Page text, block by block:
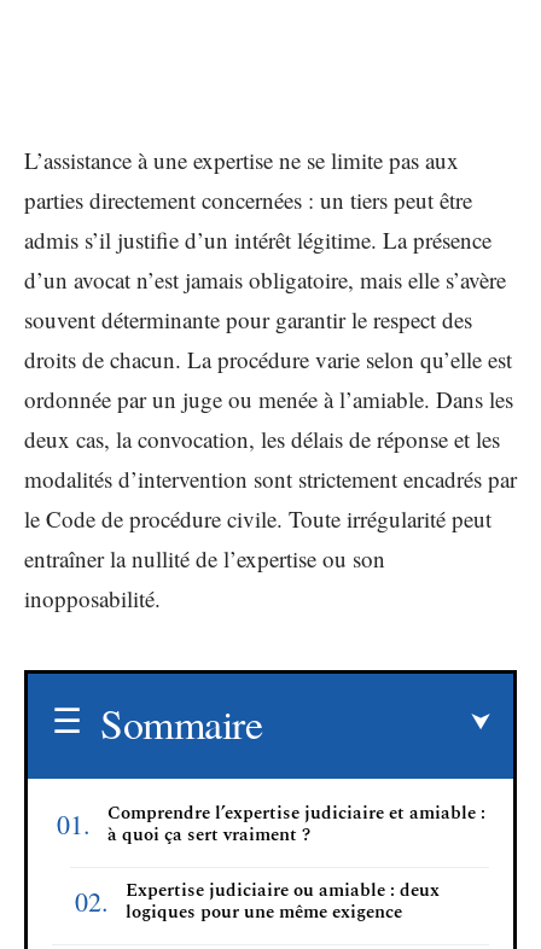
L’assistance à une expertise ne se limite pas aux
parties directement concernées : un tiers peut être
admis s’il justifie d’un intérêt légitime. La présence
d’un avocat n’est jamais obligatoire, mais elle s’avère
souvent déterminante pour garantir le respect des
droits de chacun. La procédure varie selon qu’elle est
ordonnée par un juge ou menée à l’amiable. Dans les
deux cas, la convocation, les délais de réponse et les
modalités d’intervention sont strictement encadrés par
le Code de procédure civile. Toute irrégularité peut
entraîner la nullité de l’expertise ou son
inopposabilité.
Sommaire
Comprendre l’expertise judiciaire et amiable :
à quoi ça sert vraiment ?
Expertise judiciaire ou amiable : deux
logiques pour une même exigence